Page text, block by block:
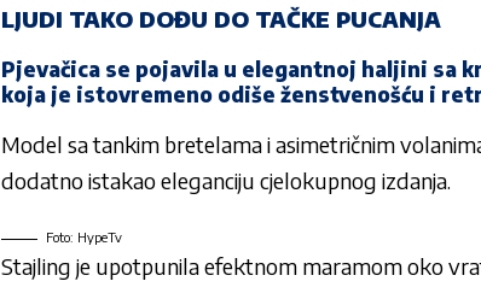
LJUDI TAKO DOĐU DO TAČKE PUCANJA
Pjevačica se pojavila u elegantnoj haljini sa
koja je istovremeno odiše ženstvenošću i
Model sa tankim bretelama i asimetričnim
dodatno istakao eleganciju cjelokupnog izdanja.
Foto: HypeTv
Stajling je upotpunila efektnom maramom oko